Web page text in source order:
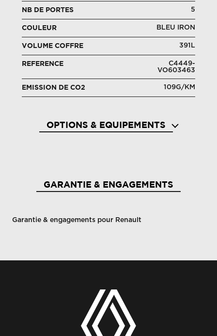
NB DE PORTES 5
COULEUR BLEU IRON
VOLUME COFFRE 391L
REFERENCE
C4449-
VO603463
EMISSION DE CO2 109G/KM
OPTIONS & EQUIPEMENTS
GARANTIE & ENGAGEMENTS
Garantie & engagements pour Renault